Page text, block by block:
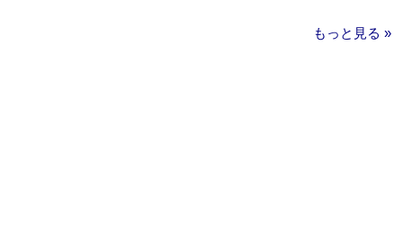
もっと見る »